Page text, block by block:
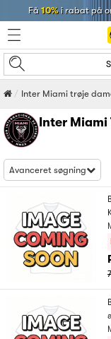
Få 10%i rabat på
Inter Miami trøje
Inter Miami
Avanceret søgning